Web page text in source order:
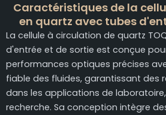
Caractéristiques de la
en quartz avec tubes
La cellule à circulation de quartz
d'entrée et de sortie est conçue
performances optiques précises
fiable des fluides, garantissant des
dans les applications de
recherche. Sa conception intègre